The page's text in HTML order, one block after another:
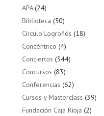
APA(24)
Biblioteca (50)
Círculo Logroñés (18)
Concéntrico (4)
Conciertos (344)
Concursos (83)
Conferencias (62)
Cursos y Masterclass (39)
Fundación Caja Rioja (2)